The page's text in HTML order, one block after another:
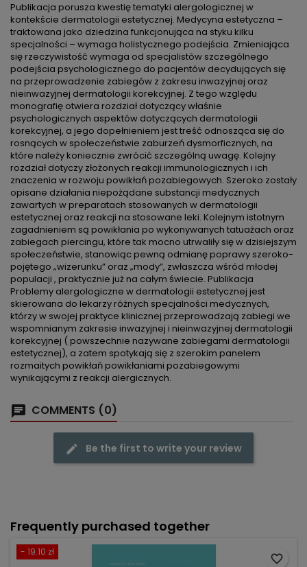
Publikacja porusza kwestię tematyki alergologicznej w
kontekście dermatologii estetycznej. Medycyna estetyczna –
traktowana jako dziedzina funkcjonująca na styku kilku
specjalności – wymaga holistycznego podejścia. Zmieniająca
się rzeczywistość wymaga od specjalistów szczególnego
podejścia psychologicznego do pacjentów decydujących się
na przeprowadzenie zabiegów z zakresu inwazyjnej oraz
nieinwazyjnej dermatologii korekcyjnej. Z tego względu
monografię otwiera rozdział dotyczący właśnie
psychologicznych aspektów dotyczących dermatologii
korekcyjnej, a jego dopełnieniem jest treść odnosząca się do
rosnących w społeczeństwie zaburzeń dysmorficznych, na
które należy koniecznie zwrócić szczególną uwagę. Kolejny
rozdział dotyczy złożonych reakcji immunologicznych i ich
znaczenia w rozwoju powikłań pozabiegowych. Szeroko zostały
opisane działania niepożądane substancji medycznych
zawartych w preparatach stosowanych w dermatologii
estetycznej oraz reakcji na stosowane leki. Kolejnym istotnym
zagadnieniem są powikłania po wykonywanych tatuażach oraz
zabiegach piercingu, które tak mocno utrwaliły się w dzisiejszym
społeczeństwie, stanowiąc pewną odmianę poprawy szeroko-
pojętego „wizerunku” oraz „mody”, zwłaszcza wśród młodej
populacji , praktycznie już na całym świecie. Publikacja
Problemy alergologiczne w dermatologii estetycznej jest
skierowana do lekarzy różnych specjalności medycznych,
którzy w swojej praktyce klinicznej przeprowadzają zabiegi we
wspomnianym zakresie inwazyjnej i nieinwazyjnej dermatologii
korekcyjnej ( powszechnie nazywane zabiegami dermatologii
estetycznej), a zatem spotykają się z szerokim panelem
rozmaitych powikłań powikłaniami pozabiegowymi
wynikającymi z reakcji alergicznych.
COMMENTS (0)
Be the first to write your review
Frequently purchased together
- 19.10 zł
favorite_border